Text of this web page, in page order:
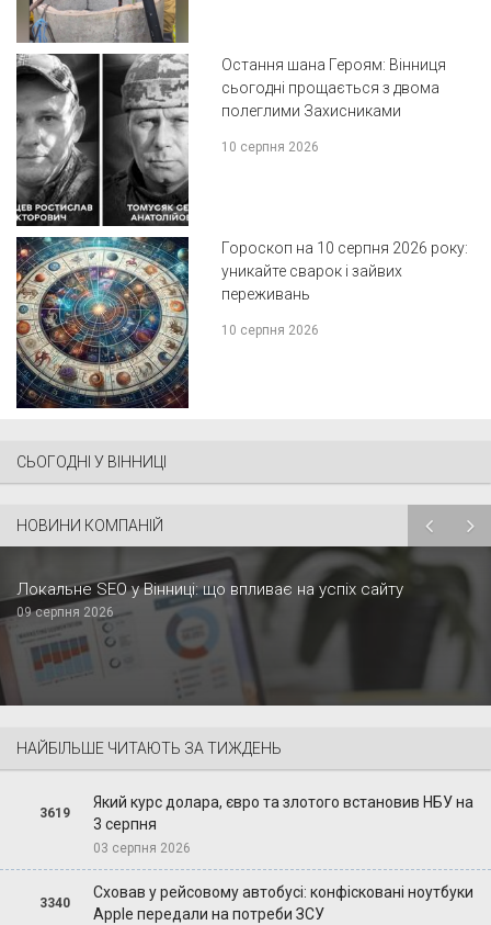
Остання шана Героям: Вінниця
сьогодні прощається з двома
полеглими Захисниками
10 серпня 2026
Гороскоп на 10 серпня 2026 року:
уникайте сварок і зайвих
переживань
10 серпня 2026
СЬОГОДНІ У ВІННИЦІ
НОВИНИ КОМПАНІЙ
Локальне SEO у Вінниці: що впливає на успіх сайту
09 серпня 2026
НАЙБІЛЬШЕ ЧИТАЮТЬ ЗА ТИЖДЕНЬ
3619
Який курс долара, євро та злотого встановив НБУ на
3 серпня
03 серпня 2026
3340
Сховав у рейсовому автобусі: конфісковані ноутбуки
Apple передали на потреби ЗСУ